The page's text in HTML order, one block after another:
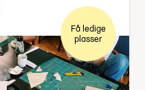
Få ledige
plasser